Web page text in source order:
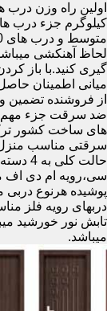
لحاظ آهنکشی
گیری کنید.با باز
میانی اطمینان
از فروشنده تضمین
ضد سرقت جزء مهم
های ساخت کشور
سرقتی مناسب منزل
حالت
سی،رویه ام دی اف
پوشیده هرنوع
دربهای رویه فلز
تابش نور خورشید
میباشد.